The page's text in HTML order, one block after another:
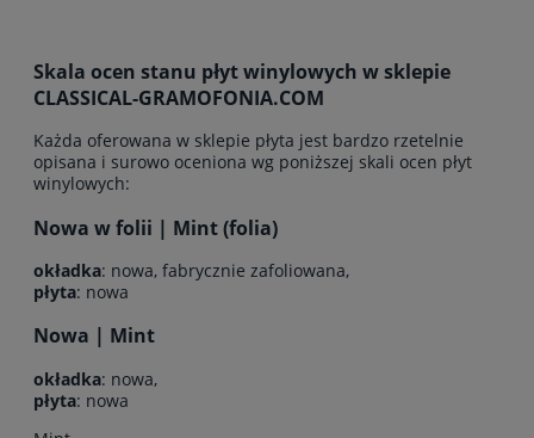
Skala ocen stanu płyt winylowych w sklepie
CLASSICAL-GRAMOFONIA.COM
Każda oferowana w sklepie płyta jest bardzo rzetelnie
opisana i surowo oceniona wg poniższej skali ocen płyt
winylowych:
Nowa w folii | Mint (folia)
okładka: nowa, fabrycznie zafoliowana,
płyta: nowa
Nowa | Mint
okładka: nowa,
płyta: nowa